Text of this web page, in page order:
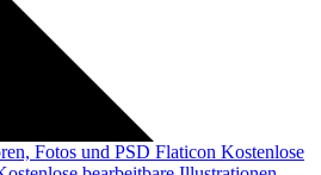
Fotos und PSD Flaticon Kostenlose